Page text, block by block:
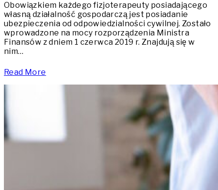
Obowiązkiem każdego fizjoterapeuty posiadającego
własną działalność gospodarczą jest posiadanie
ubezpieczenia od odpowiedzialności cywilnej. Zostało
wprowadzone na mocy rozporządzenia Ministra
Finansów z dniem 1 czerwca 2019 r. Znajdują się w
nim…
Read More